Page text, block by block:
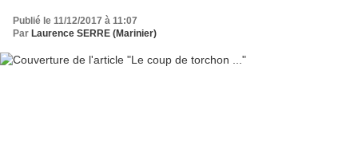
Publié le 11/12/2017 à 11:07
Par Laurence SERRE (Marinier)